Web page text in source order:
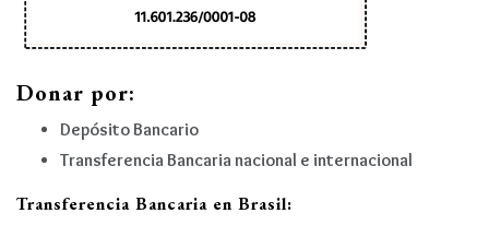
Donar por:
Depósito Bancario
Transferencia Bancaria nacional e internacional
Transferencia Bancaria en Brasil: